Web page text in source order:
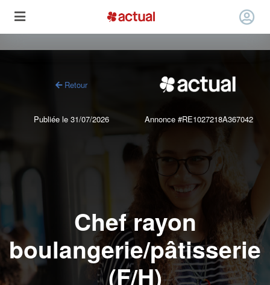
Retour
Publiée le 31/07/2026 Annonce #RE1027218A367042
Chef rayon
boulangerie/pâtisserie
(F/H)